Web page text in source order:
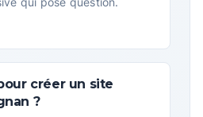
créer un site
?